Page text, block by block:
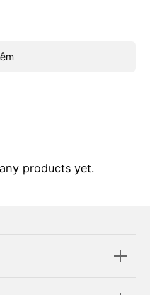
products yet.